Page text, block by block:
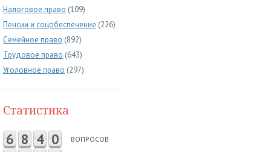
Налоговое право (109)
Пенсии и соцобеспечение (226)
Семейное право (892)
Трудовое право (643)
Уголовное право (297)
Статистика
6 8 4 0 ВОПРОСОВ